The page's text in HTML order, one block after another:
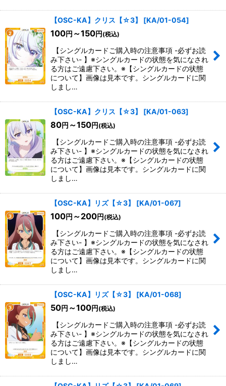
【OSC-KA】クリス【☆3】 [KA/01-054]
100円 ～150円 (税込)
【シングルカードご購入時の注意事項 -必ずお読
み下さい- 】※シングルカードの状態を気になされ
る方はご遠慮下さい。※【シングルカードの状態
について】画像は見本です。シングルカードに関
しまし…
【OSC-KA】クリス【☆3】 [KA/01-063]
80円 ～150円 (税込)
【シングルカードご購入時の注意事項 -必ずお読
み下さい- 】※シングルカードの状態を気になされ
る方はご遠慮下さい。※【シングルカードの状態
について】画像は見本です。シングルカードに関
しまし…
【OSC-KA】リズ【☆3】 [KA/01-067]
100円 ～200円 (税込)
【シングルカードご購入時の注意事項 -必ずお読
み下さい- 】※シングルカードの状態を気になされ
る方はご遠慮下さい。※【シングルカードの状態
について】画像は見本です。シングルカードに関
しまし…
【OSC-KA】リズ【☆3】 [KA/01-068]
50円 ～100円 (税込)
【シングルカードご購入時の注意事項 -必ずお読
み下さい- 】※シングルカードの状態を気になされ
る方はご遠慮下さい。※【シングルカードの状態
について】画像は見本です。シングルカードに関
しまし…